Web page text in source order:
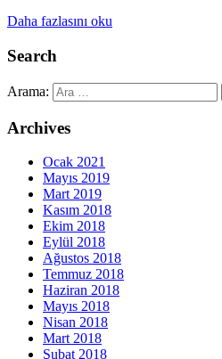
Daha fazlasını oku
Search
Arama:
Archives
Ocak 2021
Mayıs 2019
Mart 2019
Kasım 2018
Ekim 2018
Eylül 2018
Ağustos 2018
Temmuz 2018
Haziran 2018
Mayıs 2018
Nisan 2018
Mart 2018
Şubat 2018